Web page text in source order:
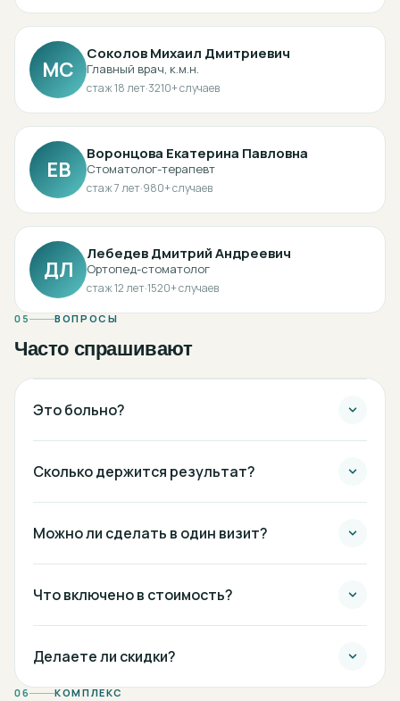
МС
Соколов Михаил Дмитриевич
Главный врач, к.м.н.
стаж18лет·3210+ случаев
ЕВ
Воронцова Екатерина Павловна
Стоматолог-терапевт
стаж7лет·980+ случаев
ДЛ
Лебедев Дмитрий Андреевич
Ортопед-стоматолог
стаж12лет·1520+ случаев
05 ВОПРОСЫ
Часто спрашивают
Это больно?
Сколько держится результат?
Можно ли сделать в один визит?
Что включено в стоимость?
Делаете ли скидки?
06 КОМПЛЕКС